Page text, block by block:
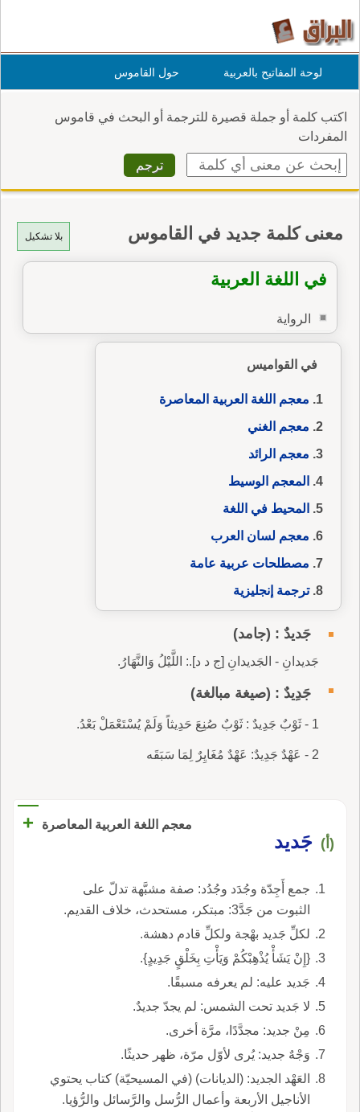
لوحة المفاتيح بالعربية حول القاموس
اكتب كلمة أو جملة قصيرة للترجمة أو البحث في قاموس
المفردات
بلا تشكيل معنى كلمة جديد في القاموس
في اللغة العربية
الرواية
في القواميس
معجم اللغة العربية المعاصرة
معجم الغني
معجم الرائد
المعجم الوسيط
المحيط في اللغة
معجم لسان العرب
مصطلحات عربية عامة
ترجمة إنجليزية
جَديدٌ : (جامد)
جَديدانِ - الجَديدانِ [ج د د].: اللَّيْلُ وَالنَّهَارُ.
جَدِيدٌ : (صيغة مبالغة)
1 - ثَوْبٌ جَدِيدٌ : ثَوْبٌ صُنِعَ حَدِيثاً وَلَمْ يُسْتَعْمَلْ بَعْدُ.
2 - عَهْدٌ جَدِيدٌ: عَهْدٌ مُغَايِرٌ لِمَا سَبَقَه
معجم اللغة العربية المعاصرة +
(أ) جَديد
جمع أَجِدّة وجُدَد وجُدُد: صفة مشبَّهة تدلّ على
الثبوت من جَدَّ3: مبتكر، مستحدث، خلاف القديم.
لكلِّ جَديد بهْجة ولكلِّ قادم دهشة.
{إِنْ يَشَأْ يُذْهِبْكُمْ وَيَأْتِ بِخَلْقٍ جَدِيدٍ}.
جَديد عليه: لم يعرفه مسبقًا.
لا جَديد تحت الشمس: لم يجدّ جديدٌ.
مِنْ جديد: مجدَّدًا، مرَّة أخرى.
وَجْهٌ جديد: يُرى لأوّل مرّة، ظهر حديثًا.
العَهْد الجديد: (الديانات) (في المسيحيّة) كتاب يحتوي
الأناجيل الأربعة وأعمال الرُّسل والرَّسائل والرُّؤيا.